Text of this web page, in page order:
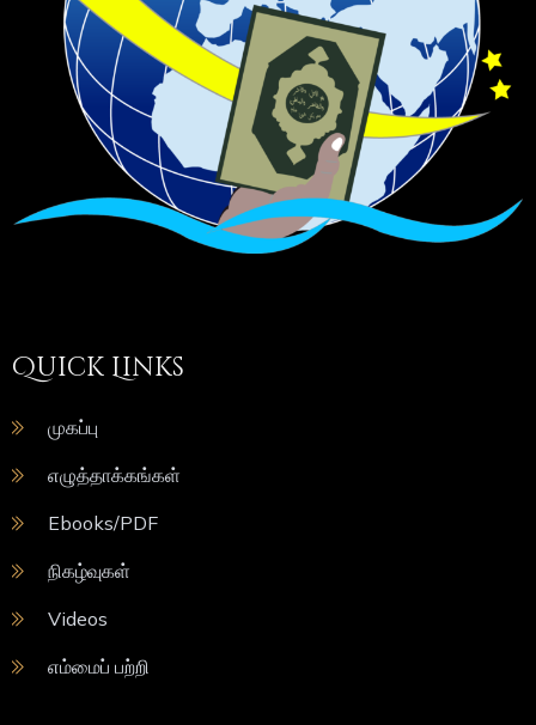
Quick Links
முகப்பு
எழுத்தாக்கங்கள்
Ebooks/PDF
நிகழ்வுகள்
Videos
எம்மைப் பற்றி